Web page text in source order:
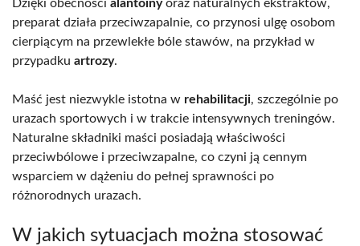
Dzięki obecności alantoinyoraz naturalnych ekstraktów,
preparat działa przeciwzapalnie, co przynosi ulgę osobom
cierpiącym na przewlekłe bóle stawów, na przykład w
przypadku artrozy.
Maść jest niezwykle istotna w rehabilitacji, szczególnie po
urazach sportowych i w trakcie intensywnych treningów.
Naturalne składniki maści posiadają właściwości
przeciwbólowe i przeciwzapalne, co czyni ją cennym
wsparciem w dążeniu do pełnej sprawności po
różnorodnych urazach.
W jakich sytuacjach można stosować